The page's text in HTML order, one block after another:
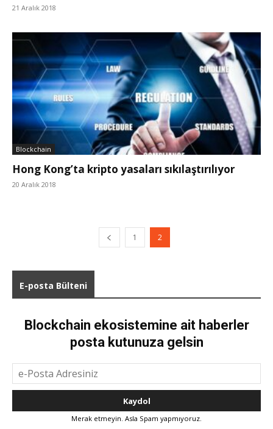
21 Aralık 2018
Blockchain
Hong Kong’ta kripto yasaları sıkılaştırılıyor
20 Aralık 2018
1 2
E-posta Bülteni
Blockchain ekosistemine ait haberler
posta kutunuza gelsin
Merak etmeyin. Asla Spam yapmıyoruz.